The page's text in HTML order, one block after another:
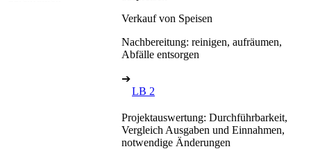
Verkauf von Speisen
Nachbereitung: reinigen, aufräumen,
Abfälle entsorgen
➔
LB 2
Projektauswertung: Durchführbarkeit,
Vergleich Ausgaben und Einnahmen,
notwendige Änderungen